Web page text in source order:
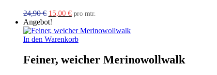
24,90€ Ursprünglicher
Preis
war:
24,90 €
15,00 €Aktueller
ist:
15,00 €.
pro mtr.
Angebot!
In den Warenkorb
Feiner, weicher Merinowollwalk